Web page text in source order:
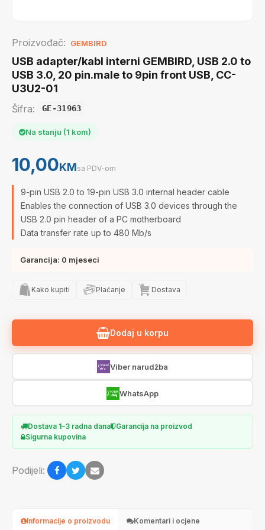
Proizvođač: GEMBIRD
USB adapter/kabl interni GEMBIRD, USB 2.0 to
USB 3.0, 20 pin.male to 9pin front USB, CC-
U3U2-01
Šifra: GE-31963
Na stanju (1 kom)
10,00KMsa PDV-om
9-pin USB 2.0 to 19-pin USB 3.0 internal header cable
Enables the connection of USB 3.0 devices through the
USB 2.0 pin header of a PC motherboard
Data transfer rate up to 480 Mb/s
Garancija: 0 mjeseci
Kako kupiti Plaćanje Dostava
Dodaj u korpu
Viber narudžba
WhatsApp
Dostava 1–3 radna dana
Garancija na proizvod
Sigurna kupovina
Podijeli:
Informacije o proizvodu Komentari i ocjene